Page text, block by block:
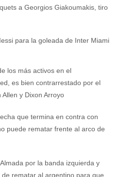
a Georgios Giakoumakis, tiro
los más activos en el
es bien contrarrestado por el
y Dixon Arroyo
que termina en contra con
puede rematar frente al arco de
por la banda izquierda y
rematar al argentino para que